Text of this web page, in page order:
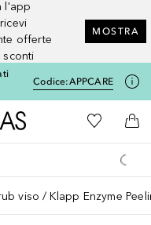
l'app
offerte
sconti
MOSTRA
Codice:APPCARE
A Douglas HomeAlla Mia
Al
viso Klapp Enzyme